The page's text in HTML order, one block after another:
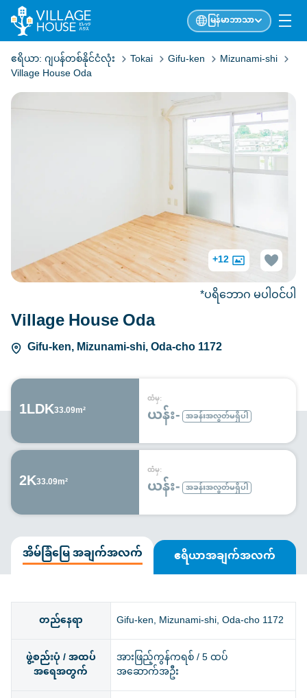
မြန်မာဘာသာ
ဧရိယာ:ဂျပန်တစ်နိုင်ငံလုံး Tokai Gifu-ken Mizunami-shi
Village House Oda
Village House Oda
Gifu-ken, Mizunami-shi, Oda-cho 1172
+12
*ပရိဘောဂ မပါဝင်ပါ
1LDK33.09m²
ထံမှ:
ယန်း- အခန်းအလွတ်မရှိပါ
2K33.09m²
ထံမှ:
ယန်း- အခန်းအလွတ်မရှိပါ
အိမ်ခြံမြေ အချက်အလက် ဧရိယာအချက်အလက်
တည်နေရာ
Gifu-ken, Mizunami-shi, Oda-cho 1172
ဖွဲ့စည်းပုံ / အထပ်
အရေအတွက်
အားဖြည့်ကွန်ကရစ် / 5 ထပ်
အဆောက်အဦး